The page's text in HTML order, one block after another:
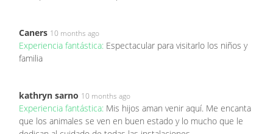
Caners 10 months ago
Experiencia fantástica: Espectacular para visitarlo los niños y
familia
kathryn sarno 10 months ago
Experiencia fantástica: Mis hijos aman venir aquí. Me encanta
que los animales se ven en buen estado y lo mucho que le